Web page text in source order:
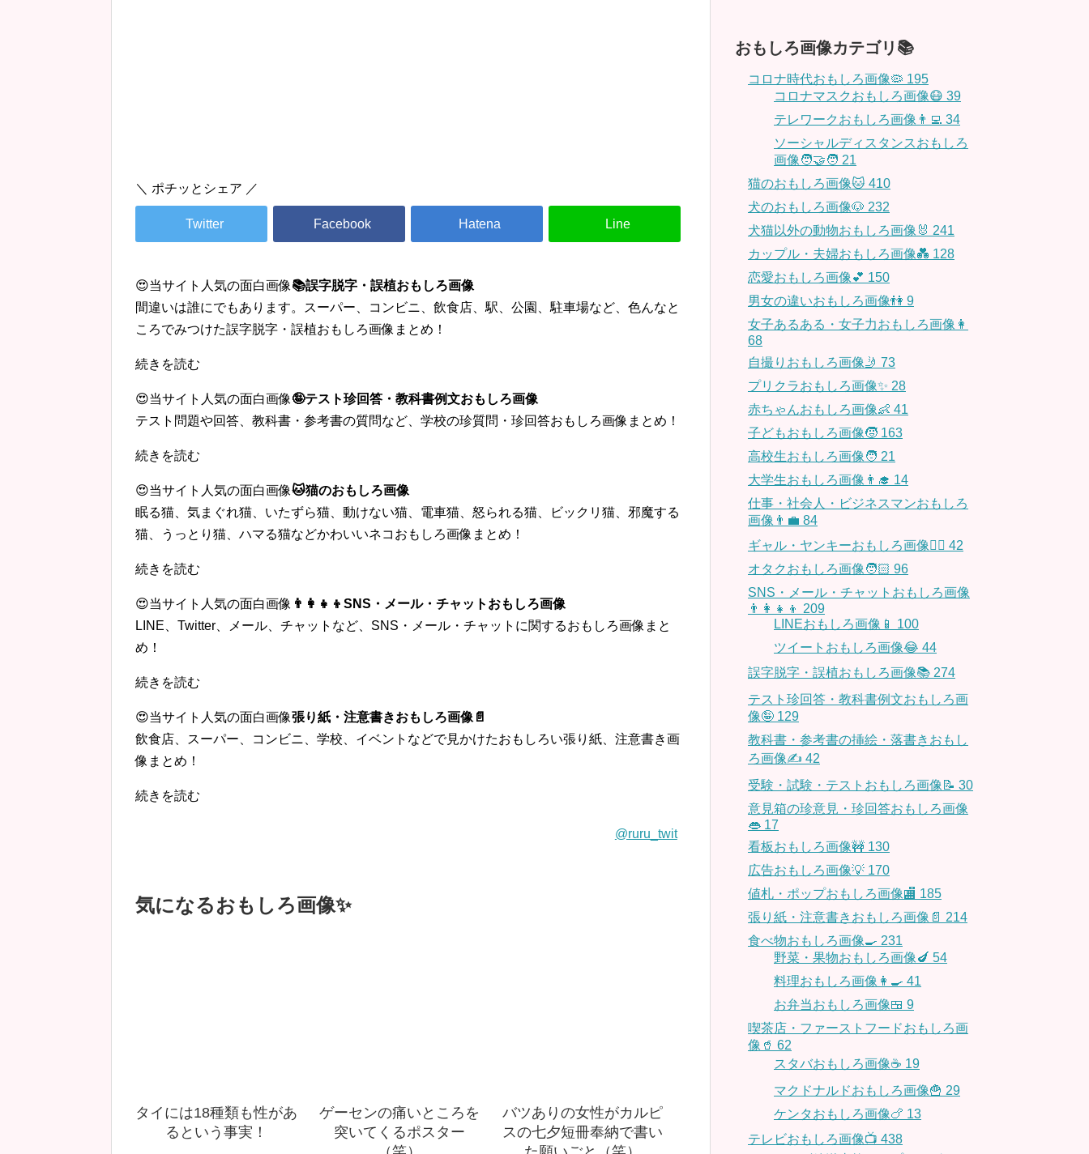
＼ ポチッとシェア ／
😍当サイト人気の面白画像📚誤字脱字・誤植おもしろ画像
間違いは誰にでもあります。スーパー、コンビニ、飲食店、駅、公園、駐車場など、色んなと
ころでみつけた誤字脱字・誤植おもしろ画像まとめ！
続きを読む
😍当サイト人気の面白画像🤪テスト珍回答・教科書例文おもしろ画像
テスト問題や回答、教科書・参考書の質問など、学校の珍質問・珍回答おもしろ画像まとめ！
続きを読む
😍当サイト人気の面白画像🐱猫のおもしろ画像
眠る猫、気まぐれ猫、いたずら猫、動けない猫、電車猫、怒られる猫、ビックリ猫、邪魔する
猫、うっとり猫、ハマる猫などかわいいネコおもしろ画像まとめ！
続きを読む
😍当サイト人気の面白画像 👨‍👩‍👧‍👦SNS・メール・チャットおもしろ画像
LINE、Twitter、メール、チャットなど、SNS・メール・チャットに関するおもしろ画像まと
め！
続きを読む
😍当サイト人気の面白画像張り紙・注意書きおもしろ画像📄
飲食店、スーパー、コンビニ、学校、イベントなどで見かけたおもしろい張り紙、注意書き画
像まとめ！
続きを読む
@ruru_twit
気になるおもしろ画像✨
タイには18種類も性があ
るという事実！
ゲーセンの痛いところを
突いてくるポスター
バツありの女性がカルピ
スの七夕短冊奉納で書い
おもしろ画像カテゴリ📚
コロナ時代おもしろ画像🦠 195
コロナマスクおもしろ画像😷 39
テレワークおもしろ画像👨‍💻 34
ソーシャルディスタンスおもしろ
画像🧑‍🤝‍🧑 21
猫のおもしろ画像🐱 410
犬のおもしろ画像🐶 232
犬猫以外の動物おもしろ画像🐰 241
カップル・夫婦おもしろ画像💑 128
恋愛おもしろ画像💕 150
男女の違いおもしろ画像👫 9
女子あるある・女子力おもしろ画像👩
68
自撮りおもしろ画像🤳 73
プリクラおもしろ画像✨ 28
赤ちゃんおもしろ画像👶 41
子どもおもしろ画像🧒 163
高校生おもしろ画像🧑 21
大学生おもしろ画像👨‍🎓 14
仕事・社会人・ビジネスマンおもしろ
画像👨‍💼 84
ギャル・ヤンキーおもしろ画像👱‍♀️ 42
オタクおもしろ画像🧑🏻 96
SNS・メール・チャットおもしろ画像
👨‍👩‍👧‍👦 209
LINEおもしろ画像📱 100
ツイートおもしろ画像😂 44
誤字脱字・誤植おもしろ画像📚 274
テスト珍回答・教科書例文おもしろ画
像🤪 129
教科書・参考書の挿絵・落書きおもし
ろ画像✍️ 42
受験・試験・テストおもしろ画像📝 30
意見箱の珍意見・珍回答おもしろ画像
👄 17
看板おもしろ画像🚧 130
広告おもしろ画像💡 170
値札・ポップおもしろ画像🏬 185
張り紙・注意書きおもしろ画像📄 214
食べ物おもしろ画像🍳 231
野菜・果物おもしろ画像🍆 54
料理おもしろ画像👩‍🍳 41
お弁当おもしろ画像🍱 9
喫茶店・ファーストフードおもしろ画
像🥤 62
スタバおもしろ画像☕️ 19
マクドナルドおもしろ画像🍟 29
ケンタおもしろ画像🍗 13
テレビおもしろ画像📺 438